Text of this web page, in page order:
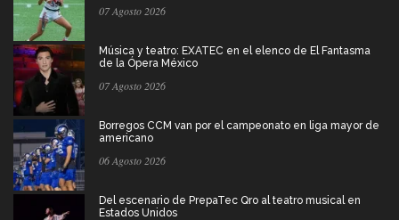
07 Agosto 2026
Música y teatro: EXATEC en el elenco de El Fantasma
de la Ópera México
07 Agosto 2026
Borregos CCM van por el campeonato en liga mayor de
americano
06 Agosto 2026
Del escenario de PrepaTec Qro al teatro musical en
Estados Unidos